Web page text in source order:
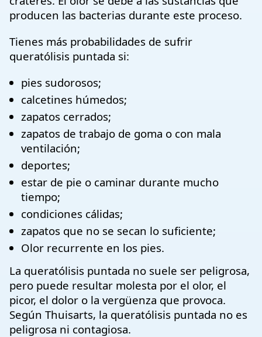
producen las bacterias durante este proceso.
Tienes más probabilidades de sufrir
queratólisis puntada si:
pies sudorosos;
calcetines húmedos;
zapatos cerrados;
zapatos de trabajo de goma o con mala
ventilación;
deportes;
estar de pie o caminar durante mucho
tiempo;
condiciones cálidas;
zapatos que no se secan lo suficiente;
Olor recurrente en los pies.
La queratólisis puntada no suele ser peligrosa,
pero puede resultar molesta por el olor, el
picor, el dolor o la vergüenza que provoca.
Según Thuisarts, la queratólisis puntada no es
peligrosa ni contagiosa.